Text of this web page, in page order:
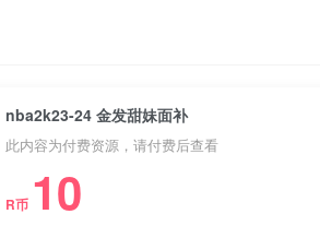
nba2k23-24 金发甜妹面补
此内容为付费资源，请付费后查看
R币 10